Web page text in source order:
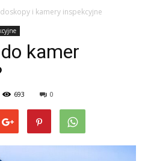
i kamery inspekcyjne
kamer
693 0